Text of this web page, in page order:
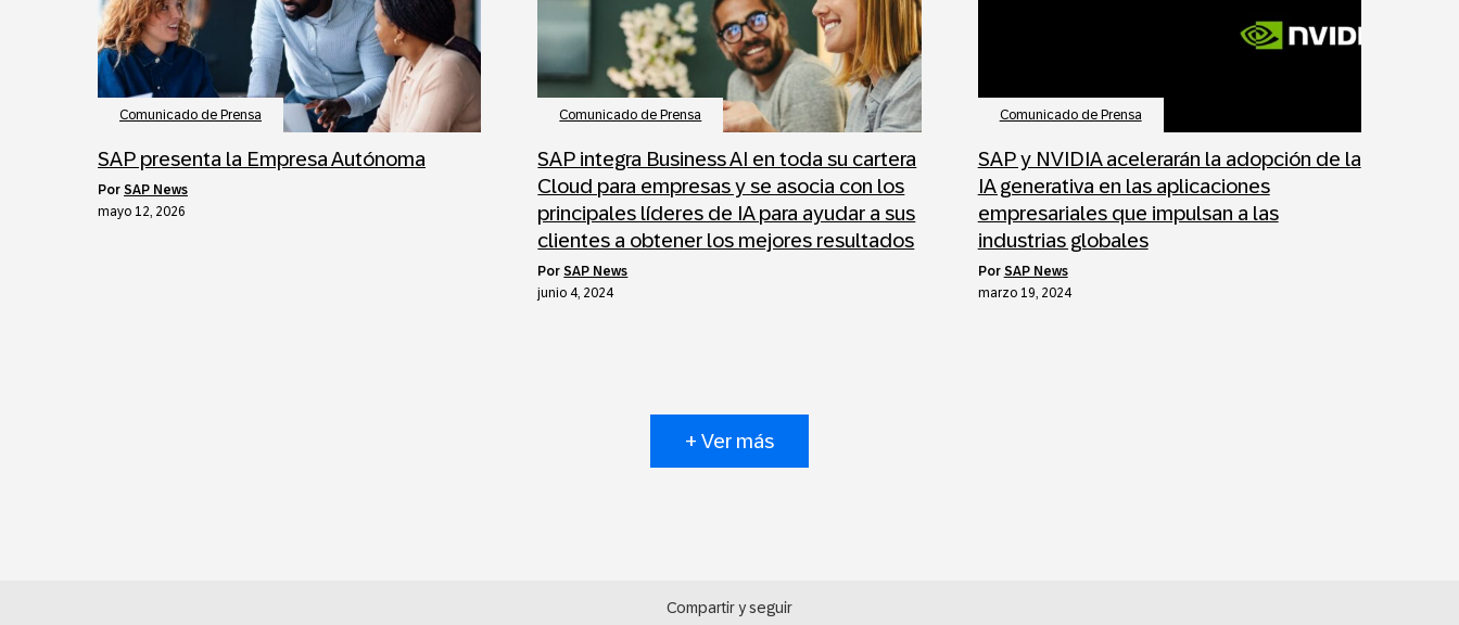
Comunicado de Prensa
SAP presenta la Empresa Autónoma
por SAP News
mayo 12, 2026
Comunicado de Prensa
SAP integra Business AI en toda su cartera
Cloud para empresas y se asocia con los
principales líderes de IA para ayudar a sus
clientes a obtener los mejores resultados
porSAP News
junio 4, 2024
Comunicado de Prensa
SAP y NVIDIA acelerarán la adopción de la
IA generativa en las aplicaciones
empresariales que impulsan a las
industrias globales
por SAP News
marzo 19, 2024
+ Ver más
Compartir y seguir